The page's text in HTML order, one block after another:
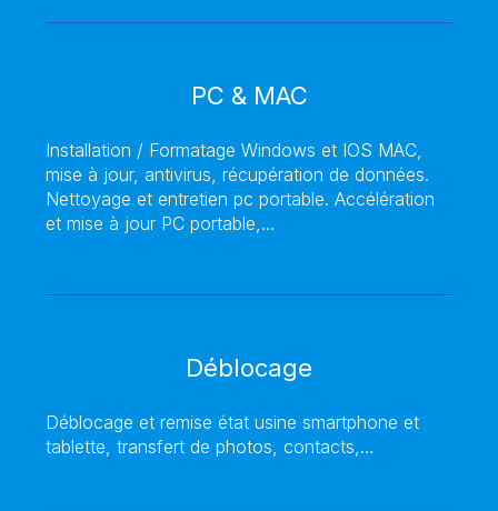
PC & MAC
Installation / Formatage Windows et IOS MAC,
mise à jour, antivirus, récupération de données.
Nettoyage et entretien pc portable. Accélération
et mise à jour PC portable,…
Déblocage
Déblocage et remise état usine smartphone et
tablette, transfert de photos, contacts,…